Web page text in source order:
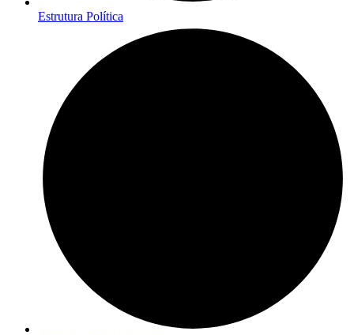
Estrutura Política